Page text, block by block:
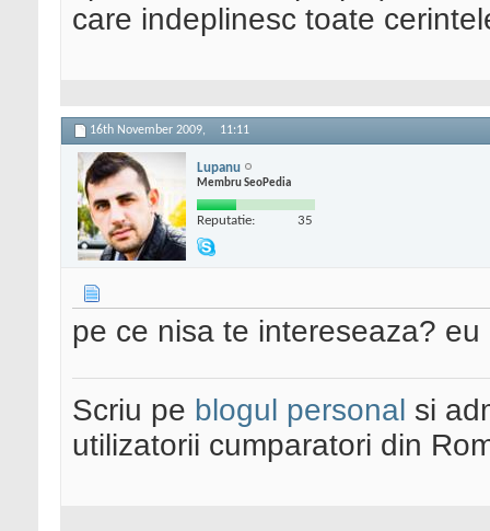
care indeplinesc toate
16th November 2009, 11:11
Lupanu
Membru SeoPedia
Reputatie: 35
pe ce nisa te intereseaza?
Scriu pe blogul personal si
utilizatorii cumparatori din